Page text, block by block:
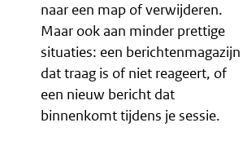
naar een map of verwijderen.
Maar ook aan minder prettige
situaties: een berichtenmagazijn
dat traag is of niet reageert, of
een nieuw bericht dat
binnenkomt tijdens je sessie.